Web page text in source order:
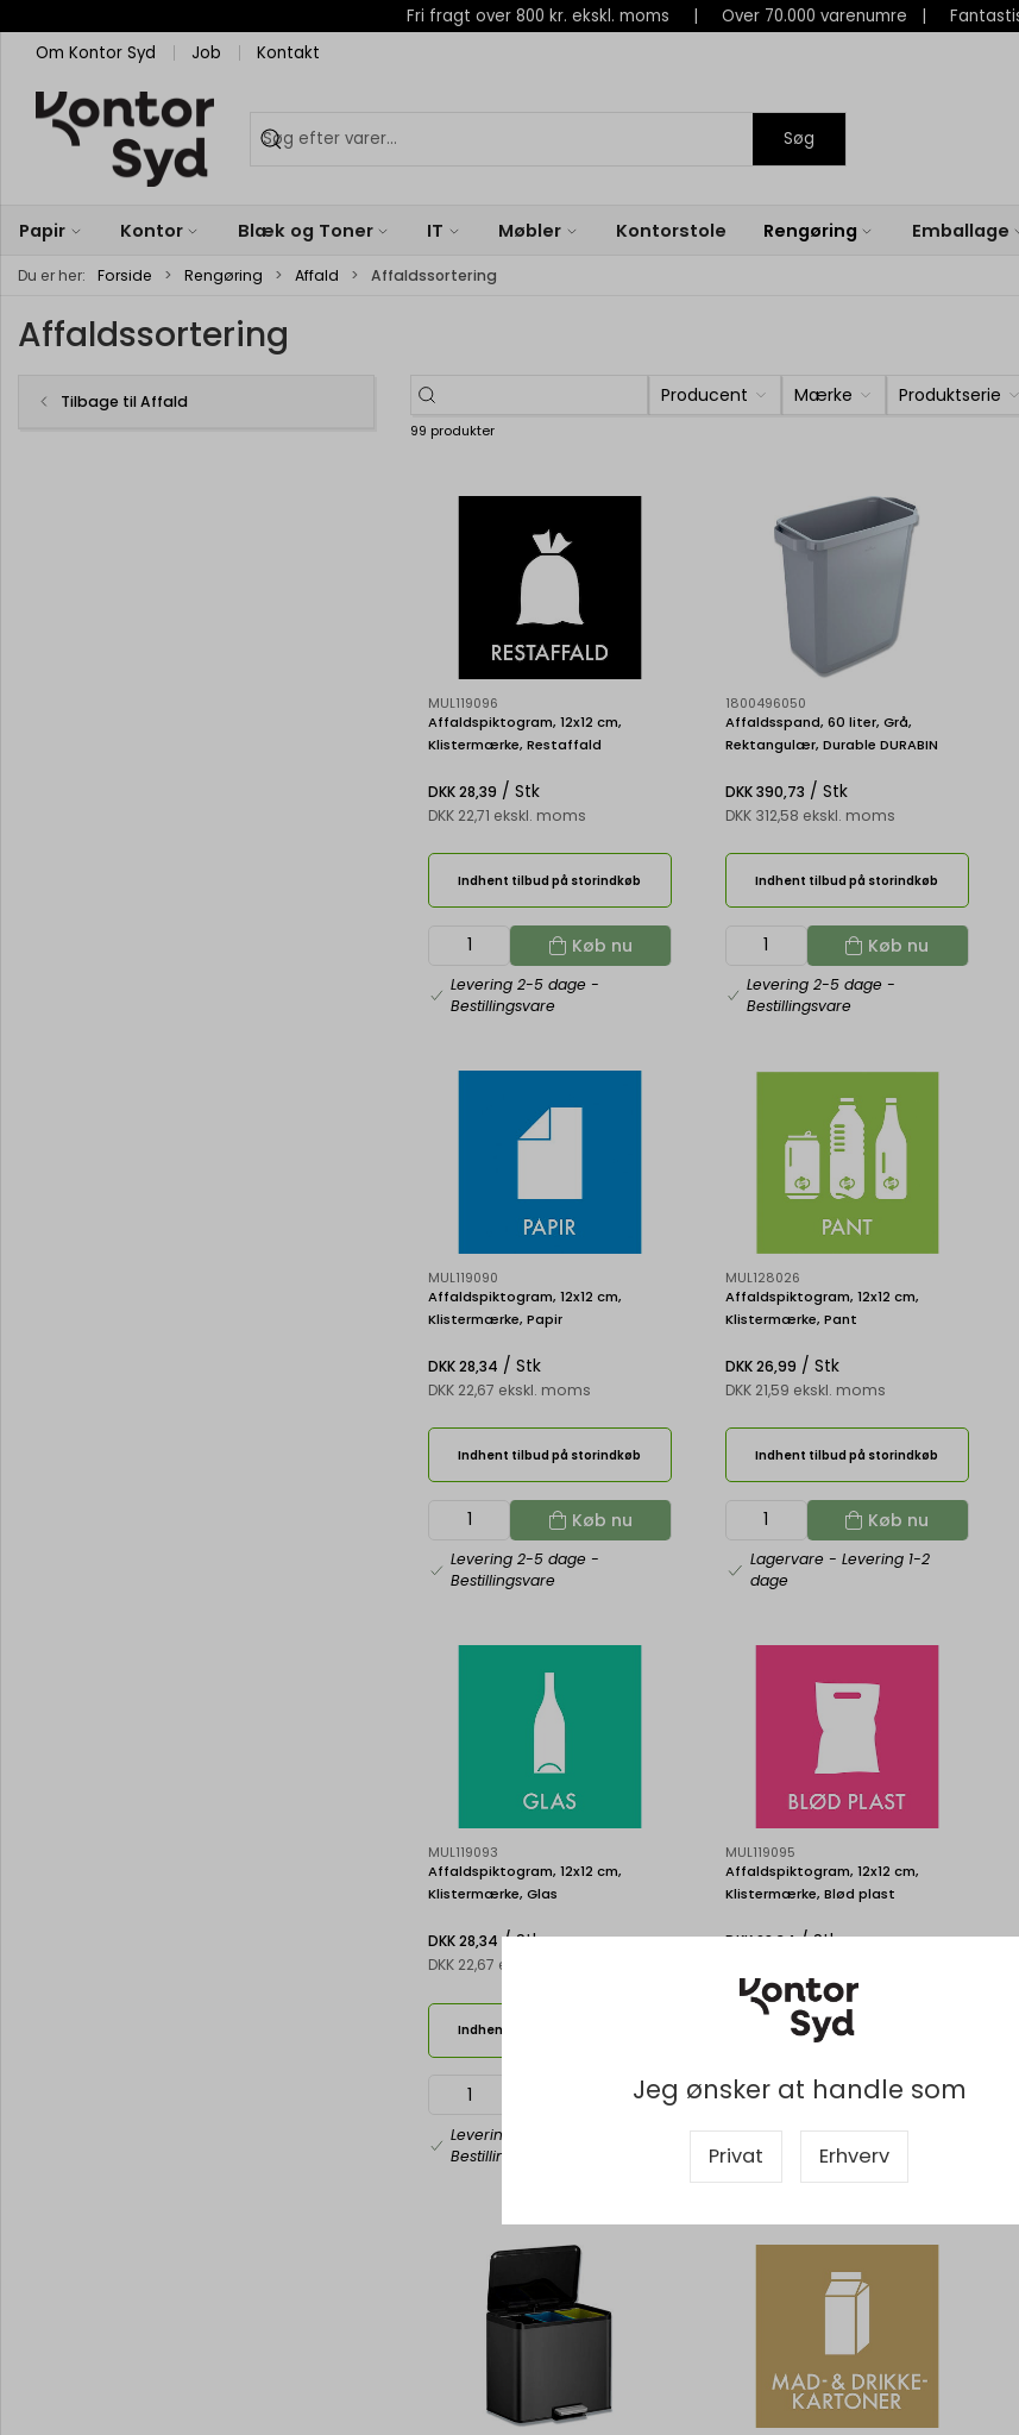
Fri fragt over 800 kr. ekskl. moms | Over 70.000 varenumre |
Om Kontor Syd
Job Kontakt
Søg
Papir Kontor Blæk og Toner IT Møbler Kontorstole Rengøring Emballage
Du er her: Forside Rengøring Affald Affaldssortering
Jeg ønsker at handle som
Privat Erhverv
Affaldssortering
Tilbage til Affald Producent Mærke Produktserie
99 produkter
MUL119096
Affaldspiktogram, 12x12 cm,
Klistermærke, Restaffald
DKK 28,39 / Stk
DKK 22,71 ekskl. moms
Indhent tilbud på storindkøb
Køb nu
Levering 2-5 dage-
Bestillingsvare
1800496050
Affaldsspand, 60 liter, Grå,
Rektangulær, Durable DURABIN
DKK 390,73 / Stk
DKK 312,58 ekskl. moms
Indhent tilbud på storindkøb
Køb nu
Levering 2-5 dage -
Bestillingsvare
MUL119090
Affaldspiktogram, 12x12 cm,
Klistermærke, Papir
DKK 28,34 / Stk
DKK 22,67 ekskl. moms
Indhent tilbud på storindkøb
Køb nu
Levering 2-5 dage-
Bestillingsvare
MUL128026
Affaldspiktogram, 12x12 cm,
Klistermærke, Pant
DKK 26,99 / Stk
DKK 21,59 ekskl. moms
Indhent tilbud på storindkøb
Køb nu
Lagervare- Levering 1-2
dage
MUL119093
Affaldspiktogram, 12x12 cm,
Klistermærke, Glas
DKK 28,34 / Stk
DKK 22,67 ekskl. moms
Indhent tilbud på storindkøb
Levering 2-5 dage
Bestillingsvare
MUL119095
Affaldspiktogram, 12x12 cm,
Klistermærke, Blød plast
DKK 28,34 / Stk
Indhent tilbud på storindkøb
Køb nu
Levering 2-5 dage-
Bestillingsvare